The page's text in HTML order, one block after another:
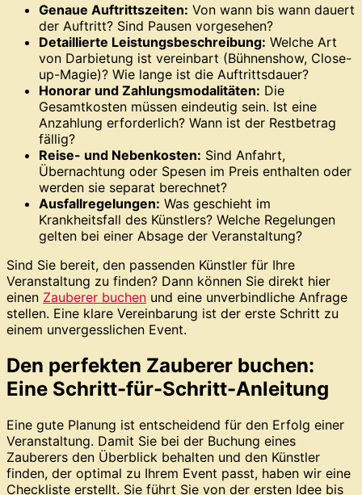
Genaue Auftrittszeiten: Von wann bis wann dauert
der Auftritt? Sind Pausen vorgesehen?
Detaillierte Leistungsbeschreibung: Welche Art
von Darbietung ist vereinbart (Bühnenshow, Close-
up-Magie)? Wie lange ist die Auftrittsdauer?
Honorar und Zahlungsmodalitäten: Die
Gesamtkosten müssen eindeutig sein. Ist eine
Anzahlung erforderlich? Wann ist der Restbetrag
fällig?
Reise- und Nebenkosten: Sind Anfahrt,
Übernachtung oder Spesen im Preis enthalten oder
werden sie separat berechnet?
Ausfallregelungen: Was geschieht im
Krankheitsfall des Künstlers? Welche Regelungen
gelten bei einer Absage der Veranstaltung?
Sind Sie bereit, den passenden Künstler für Ihre
Veranstaltung zu finden? Dann können Sie direkt hier
einen Zauberer buchen und eine unverbindliche Anfrage
stellen. Eine klare Vereinbarung ist der erste Schritt zu
einem unvergesslichen Event.
Den perfekten Zauberer buchen:
Eine Schritt-für-Schritt-Anleitung
Eine gute Planung ist entscheidend für den Erfolg einer
Veranstaltung. Damit Sie bei der Buchung eines
Zauberers den Überblick behalten und den Künstler
finden, der optimal zu Ihrem Event passt, haben wir eine
Checkliste erstellt. Sie führt Sie von der ersten Idee bis